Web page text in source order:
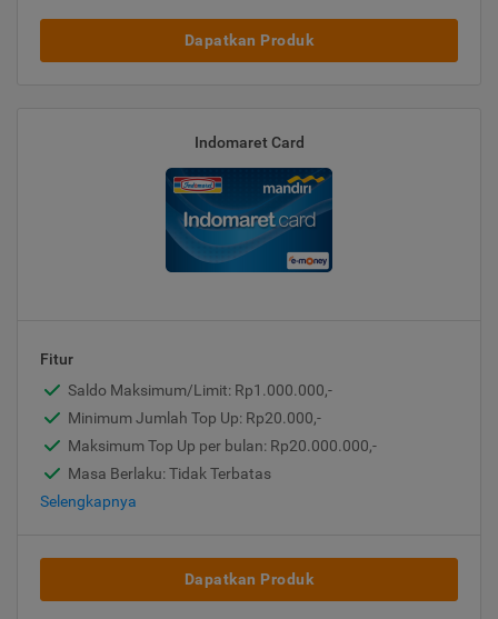
Dapatkan Produk
Indomaret Card
Fitur
Saldo Maksimum/Limit: Rp1.000.000,-
Minimum Jumlah Top Up: Rp20.000,-
Maksimum Top Up per bulan: Rp20.000.000,-
Masa Berlaku: Tidak Terbatas
Selengkapnya
Dapatkan Produk